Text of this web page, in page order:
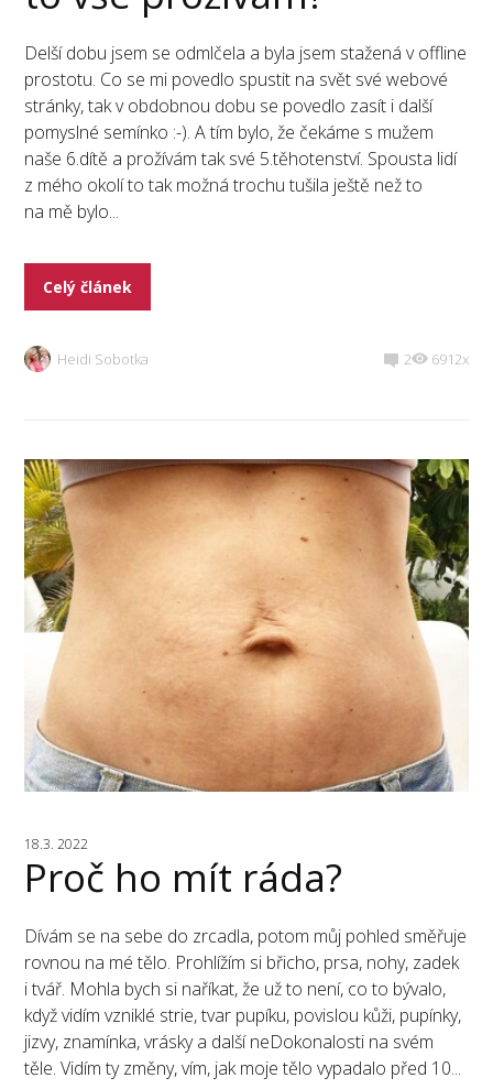
Delší dobu jsem se odmlčela a byla jsem stažená v offline
prostotu. Co se mi povedlo spustit na svět své webové
stránky, tak v obdobnou dobu se povedlo zasít i další
pomyslné semínko :-). A tím bylo, že čekáme s mužem
naše 6.dítě a prožívám tak své 5.těhotenství. Spousta lidí
z mého okolí to tak možná trochu tušila ještě než to
na mě bylo...
Celý článek
Heidi Sobotka 2 6912x
18.3. 2022
Proč ho mít ráda?
Dívám se na sebe do zrcadla, potom můj pohled směřuje
rovnou na mé tělo. Prohlížím si břicho, prsa, nohy, zadek
i tvář. Mohla bych si naříkat, že už to není, co to bývalo,
když vidím vzniklé strie, tvar pupíku, povislou kůži, pupínky,
jizvy, znamínka, vrásky a další neDokonalosti na svém
těle. Vidím ty změny, vím, jak moje tělo vypadalo před 10...